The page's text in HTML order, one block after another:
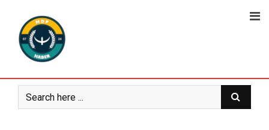
content